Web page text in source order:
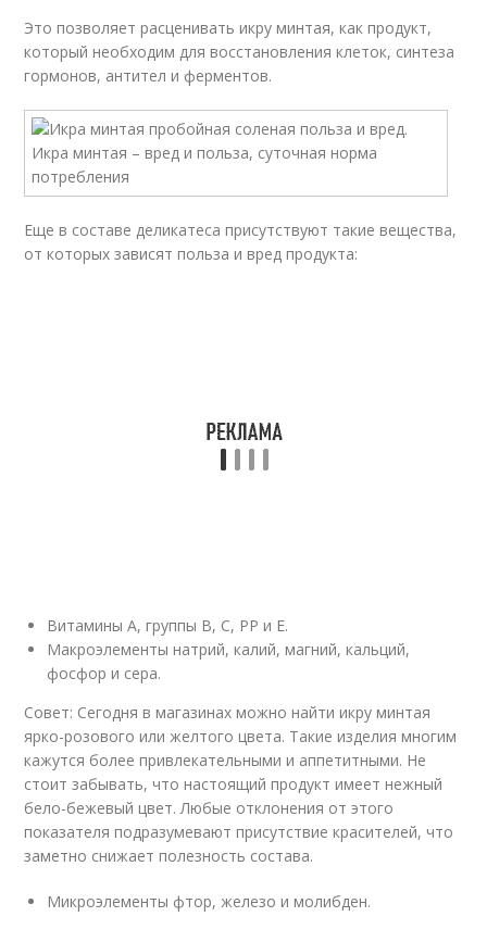
Это позволяет расценивать икру минтая, как продукт,
который необходим для восстановления клеток, синтеза
гормонов, антител и ферментов.
Еще в составе деликатеса присутствуют такие вещества,
от которых зависят польза и вред продукта:
Витамины А, группы В, С, РР и Е.
Макроэлементы натрий, калий, магний, кальций,
фосфор и сера.
Совет: Сегодня в магазинах можно найти икру минтая
ярко-розового или желтого цвета. Такие изделия многим
кажутся более привлекательными и аппетитными. Не
стоит забывать, что настоящий продукт имеет нежный
бело-бежевый цвет. Любые отклонения от этого
показателя подразумевают присутствие красителей, что
заметно снижает полезность состава.
Микроэлементы фтор, железо и молибден.